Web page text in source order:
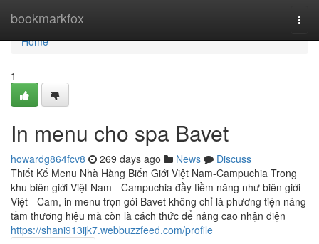
bookmarkfox
Home
Home
1
In menu cho spa Bavet
howardg864fcv8 269 days ago News
Discuss
Thiết Kế Menu Nhà Hàng Biến Giới Việt Nam-Campuchia Trong
khu biên giới Việt Nam - Campuchia đầy tiềm năng như biên giới
Việt - Cam, in menu trọn gói Bavet không chỉ là phương tiện nâng
tầm thương hiệu mà còn là cách thức để nâng cao nhận diện
https://shani913ijk7.webbuzzfeed.com/profile